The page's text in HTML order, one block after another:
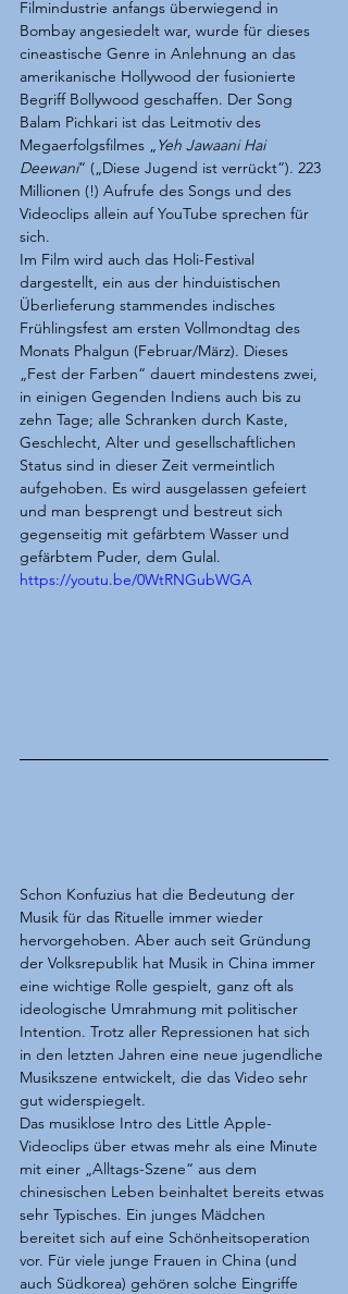
Filmindustrie anfangs überwiegend in
Bombay angesiedelt war, wurde für dieses
cineastische Genre in Anlehnung an das
amerikanische Hollywood der fusionierte
Begriff Bollywood geschaffen. Der Song
Balam Pichkari ist das Leitmotiv des
Megaerfolgsfilmes „Yeh Jawaani Hai
Deewani“ („Diese Jugend ist verrückt“). 223
Millionen (!) Aufrufe des Songs und des
Videoclips allein auf YouTube sprechen für
sich.
Im Film wird auch das Holi-Festival
dargestellt, ein aus der hinduistischen
Überlieferung stammendes indisches
Frühlingsfest am ersten Vollmondtag des
Monats Phalgun (Februar/März). Dieses
„Fest der Farben“ dauert mindestens zwei,
in einigen Gegenden Indiens auch bis zu
zehn Tage; alle Schranken durch Kaste,
Geschlecht, Alter und gesellschaftlichen
Status sind in dieser Zeit vermeintlich
aufgehoben. Es wird ausgelassen gefeiert
und man besprengt und bestreut sich
gegenseitig mit gefärbtem Wasser und
gefärbtem Puder, dem Gulal.
https://youtu.be/0WtRNGubWGA
Schon Konfuzius hat die Bedeutung der
Musik für das Rituelle immer wieder
hervorgehoben. Aber auch seit Gründung
der Volksrepublik hat Musik in China immer
eine wichtige Rolle gespielt, ganz oft als
ideologische Umrahmung mit politischer
Intention. Trotz aller Repressionen hat sich
in den letzten Jahren eine neue jugendliche
Musikszene entwickelt, die das Video sehr
gut widerspiegelt.
Das musiklose Intro des Little Apple-
Videoclips über etwas mehr als eine Minute
mit einer „Alltags-Szene“ aus dem
chinesischen Leben beinhaltet bereits etwas
sehr Typisches. Ein junges Mädchen
bereitet sich auf eine Schönheitsoperation
vor. Für viele junge Frauen in China (und
auch Südkorea) gehören solche Eingriffe